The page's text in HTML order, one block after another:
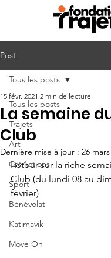
Post
Tous les posts
Trajets
Art
CréActions
Sport
Bénévolat
Katimavik
Move On
Tous les posts
La semaine
Club
15 févr. 2021 2 min de lecture
Dernière mise à jour : 26
Retour sur la riche
Club (du lundi 08 au
février)